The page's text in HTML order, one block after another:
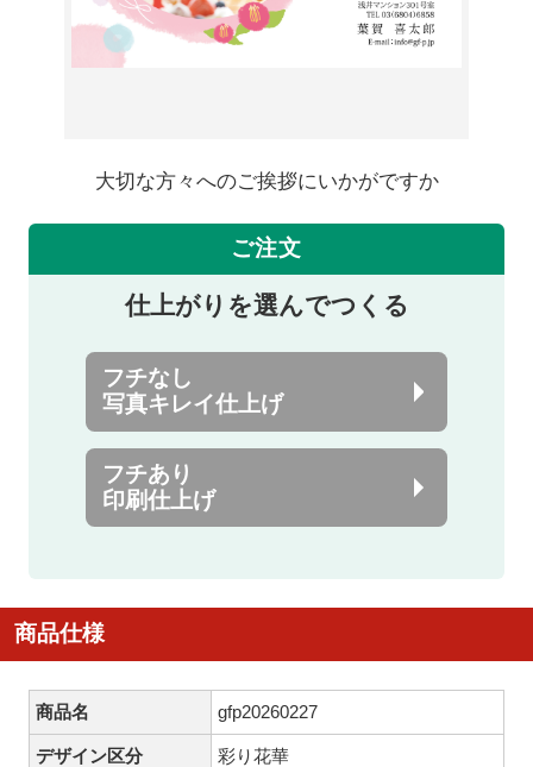
大切な方々へのご挨拶にいかがですか
ご注文
仕上がりを選んでつくる
フチなし
写真キレイ仕上げ
フチあり
印刷仕上げ
商品仕様
商品名 gfp20260227
デザイン区分 彩り花華